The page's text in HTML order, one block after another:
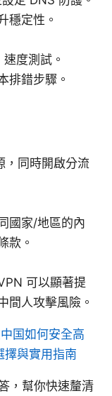
穩定性。
度測試。
排錯步驟。
，同時開啟分流
國家/地區的內
款。
可以顯著提
間人攻擊風險。
国如何安全高
擇與實用指南
，幫你快速釐清